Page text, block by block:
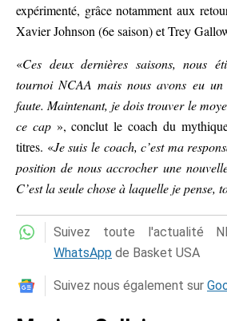
expérimenté, grâce notamment aux
Xavier Johnson (6e saison) et Trey
«Ces deux dernières saisons, nous
tournoi NCAA mais nous avons eu un
faute. Maintenant, je dois trouver le
ce cap», conclut le coach du
titres. «Je suis le coach, c’est ma
position de nous accrocher une
C’est la seule chose à laquelle je pense,
Suivez toute l'actualité
WhatsApp de Basket USA
Suivez nous également sur